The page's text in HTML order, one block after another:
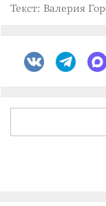
Текст: Валерия